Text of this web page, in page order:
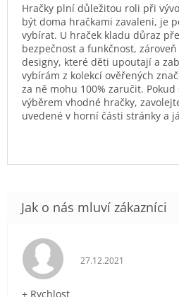
Hračky plní důležitou roli při
být doma hračkami zavaleni, je
vybírat. U hraček kladu důraz
bezpečnost a funkčnost,
designy, které děti upoutají a
vybírám z kolekcí ověřených
za ně mohu 100% zaručit.
výběrem vhodné hračky,
uvedené v horní části stránky a
Hodnocení obchodu
27.12.2021
+ Rychlost